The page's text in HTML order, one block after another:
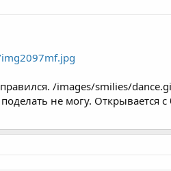
/images/smilies/
не могу.